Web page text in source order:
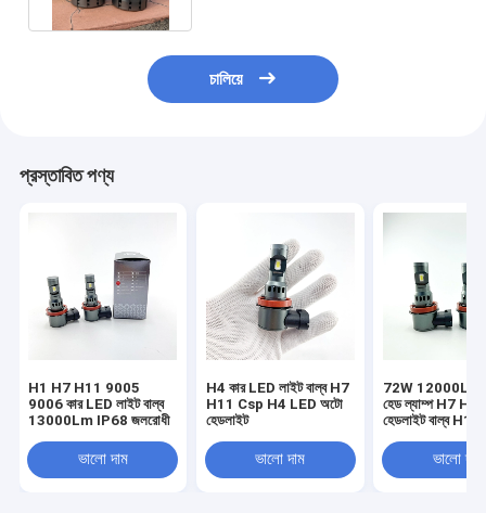
চালিয়ে
প্রস্তাবিত পণ্য
H1 H7 H11 9005
9006 কার LED লাইট বাল্ব
13000Lm IP68 জলরোধী
ভালো দাম
H4 কার LED লাইট বাল্ব H7
H11 Csp H4 LED অটো
হেডলাইট
ভালো দাম
72W 12000Lm
হেড ল্যাম্প H7
হেডলাইট বাল্ব H11
ভালো দাম